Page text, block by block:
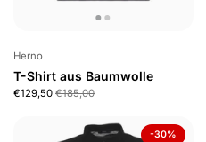
Herno
T-Shirt aus Baumwolle
€129,50 €185,00
-30%